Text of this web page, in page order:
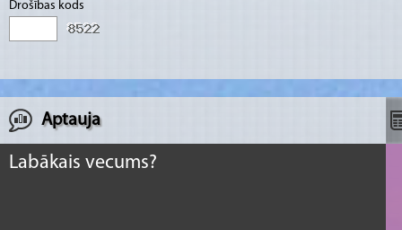
Drošības kods
Aptauja
Labākais vecums?